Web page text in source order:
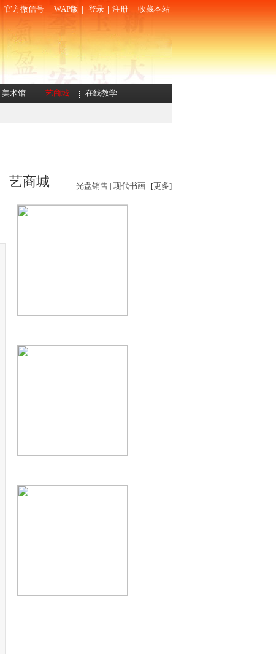
官方微信号｜ WAP版 ｜ 登录｜ 注册｜ 收藏本站
美术馆 艺商城 在线教学
光盘销售 | 现代书画[更多]
艺商城